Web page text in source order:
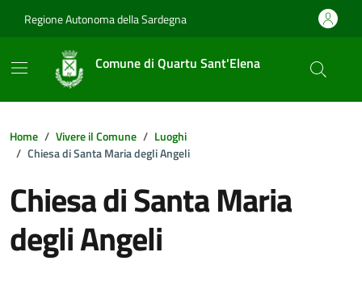
Regione Autonoma della Sardegna
Comune di Quartu Sant'Elena
Home Vivere il Comune
Luoghi
Chiesa di Santa Maria degli Angeli
Chiesa di Santa Maria
degli Angeli